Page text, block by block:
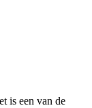
is een van de